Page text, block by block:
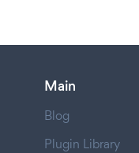
Main
Blog
Plugin Library